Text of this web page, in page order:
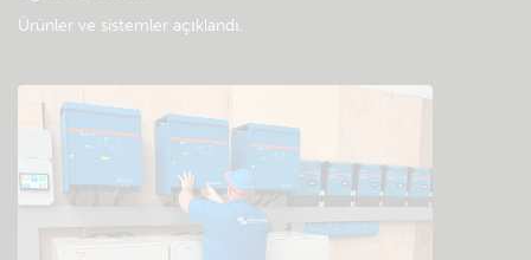
Ürünler ve sistemler açıklandı.